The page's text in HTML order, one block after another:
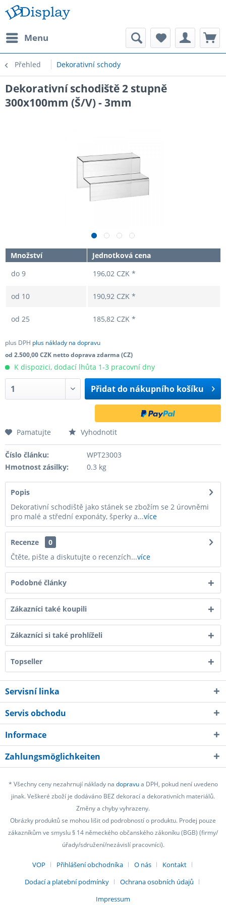
Menu
Přehled Dekorativní schody
Dekorativní schodiště 2 stupně
300x100mm (Š/V) - 3mm
Množství
Jednotková cena
do 9 196,02 CZK *
od 10 190,92 CZK *
od 25 185,82 CZK *
plus DPH plus náklady na dopravu
od 2.500,00 CZK netto doprava zdarma (CZ)
K dispozici, dodací lhůta 1-3 pracovní dny
Přidat do nákupního košíku
Pamatujte Vyhodnotit
Číslo článku:
WPT23003
Hmotnost zásilky:
0.3 kg
Popis
Dekorativní schodiště jako stánek se zbožím se 2 úrovněmi
pro malé a střední exponáty, šperky a...více
Recenze
0
Čtěte, pište a diskutujte o recenzích...více
Podobné články
Zákazníci také koupili
Zákazníci si také prohlíželi
Topseller
Servisní linka
Servis obchodu
Informace
Zahlungsmöglichkeiten
* Všechny ceny nezahrnují náklady na dopravua DPH, pokud není uvedeno
jinak. Veškeré zboží je dodáváno BEZ dekorací a dekorativních materiálů.
Změny a chyby vyhrazeny.
Obrázky produktů se mohou lišit od podrobností o produktu. Prodej pouze
zákazníkům ve smyslu § 14 německého občanského zákoníku (BGB) (firmy/
úřady/sdružení/nezávislí pracovníci).
VOP Přihlášení obchodníka O nás
Kontakt
Dodací a platební podmínky
Ochrana osobních údajů
Impressum